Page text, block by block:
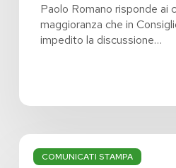
Paolo Romano risponde ai
maggioranza che in
impedito la discussione…
COMUNICATI STAMPA
Bilancio:
troppi